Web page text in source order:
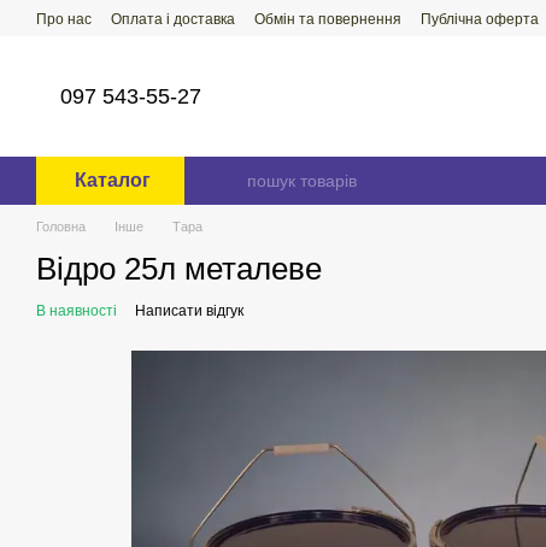
Перейти до основного контенту
Про нас Оплата і доставка Обмін та повернення Публічна оферта
097 543-55-27
Каталог
Головна Інше Тара
Відро 25л металеве
В наявності Написати відгук